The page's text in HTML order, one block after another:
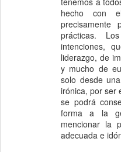
hecho con
precisamente
prácticas.
intenciones,
liderazgo, de
y mucho de
solo desde
irónica, por ser
se podrá
forma a la
mencionar la
adecuada e